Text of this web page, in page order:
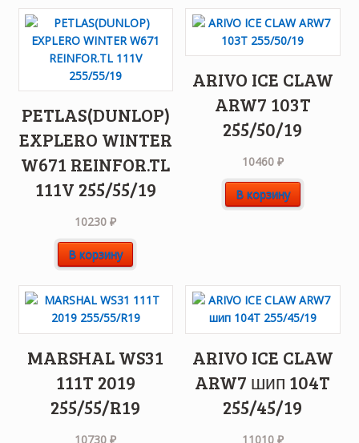
PETLAS(DUNLOP)
EXPLERO WINTER
W671 REINFOR.TL
111V 255/55/19
10230₽
В корзину
ARIVO ICE CLAW
ARW7 103T
255/50/19
10460 ₽
В корзину
MARSHAL WS31
111T 2019
255/55/R19
10730₽
ARIVO ICE CLAW
ARW7 шип 104T
255/45/19
11010 ₽